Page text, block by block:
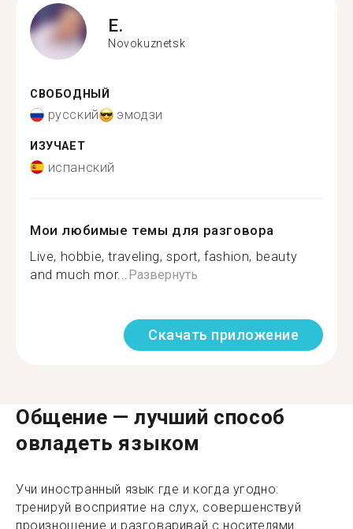
E.
Novokuznetsk
СВОБОДНЫЙ
русский эмодзи
ИЗУЧАЕТ
испанский
Мои любимые темы для разговора
Live, hobbie, traveling, sport, fashion, beauty
and much mor... Развернуть
Скачать приложение
Общение — лучший способ
овладеть языком
Учи иностранный язык где и когда угодно:
тренируй восприятие на слух, совершенствуй
произношение и разговаривай с носителями.